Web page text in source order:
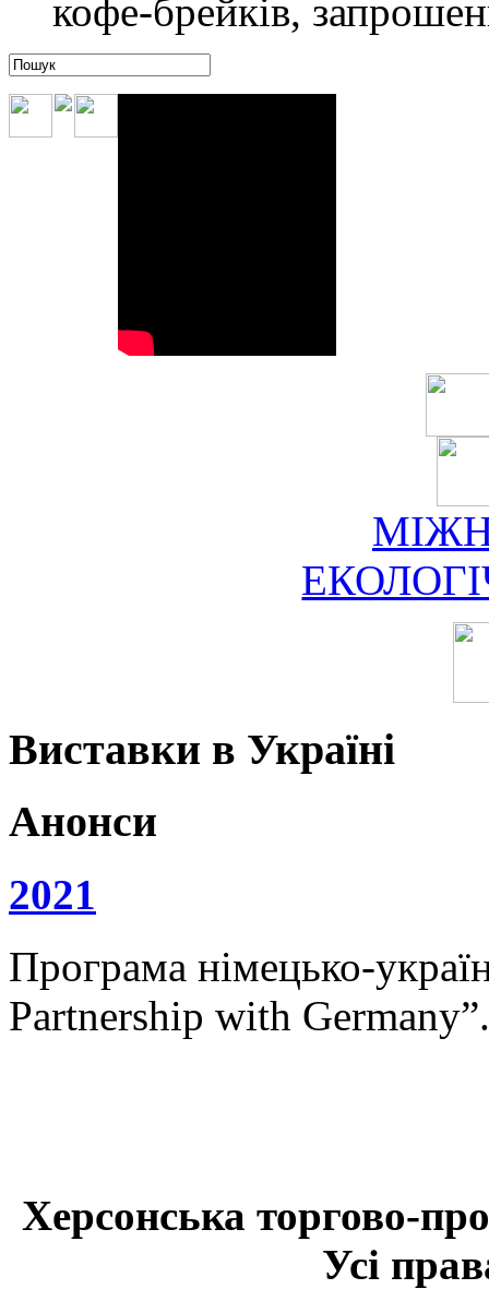
кофе-брейків,
Виставки в Україні
Анонси
2021
Програма німецько-
Partnership with
Херсонська торгово-
Усі